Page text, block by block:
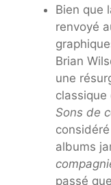
Bien que
renvoyé
Brian
une
Sons de
albums
passé